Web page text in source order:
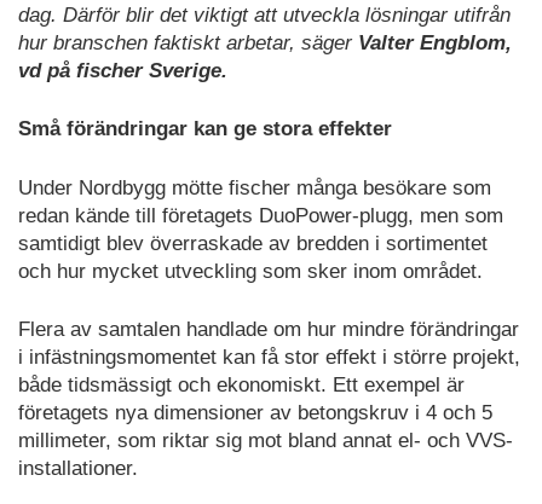
dag. Därför blir det viktigt att utveckla lösningar utifrån
hur branschen faktiskt arbetar, säger Valter Engblom,
vd på fischer Sverige.
Små förändringar kan ge stora effekter
Under Nordbygg mötte fischer många besökare som
redan kände till företagets DuoPower-plugg, men som
samtidigt blev överraskade av bredden i sortimentet
och hur mycket utveckling som sker inom området.
Flera av samtalen handlade om hur mindre förändringar
i infästningsmomentet kan få stor effekt i större projekt,
både tidsmässigt och ekonomiskt. Ett exempel är
företagets nya dimensioner av betongskruv i 4 och 5
millimeter, som riktar sig mot bland annat el- och VVS-
installationer.